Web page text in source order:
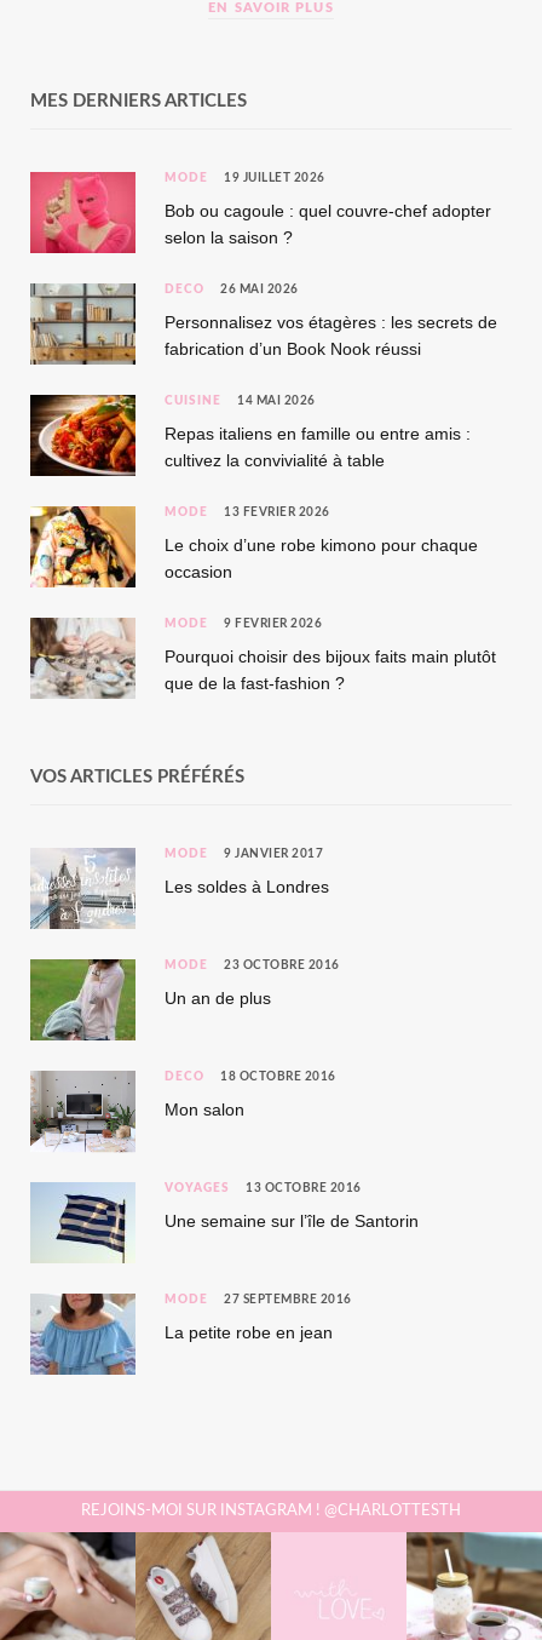
EN SAVOIR PLUS
MES DERNIERS ARTICLES
MODE 19 JUILLET 2026
Bob ou cagoule : quel couvre-chef adopter
selon la saison ?
DÉCO 26 MAI 2026
Personnalisez vos étagères : les secrets de
fabrication d’un Book Nook réussi
CUISINE 14 MAI 2026
Repas italiens en famille ou entre amis :
cultivez la convivialité à table
MODE 13 FÉVRIER 2026
Le choix d’une robe kimono pour chaque
occasion
MODE 9 FÉVRIER 2026
Pourquoi choisir des bijoux faits main plutôt
que de la fast-fashion ?
VOS ARTICLES PRÉFÉRÉS
MODE 9 JANVIER 2017
Les soldes à Londres
MODE 23 OCTOBRE 2016
Un an de plus
DÉCO 18 OCTOBRE 2016
Mon salon
VOYAGES 13 OCTOBRE 2016
Une semaine sur l’île de Santorin
MODE 27 SEPTEMBRE 2016
La petite robe en jean
REJOINS-MOI SUR INSTAGRAM ! @CHARLOTTESTH